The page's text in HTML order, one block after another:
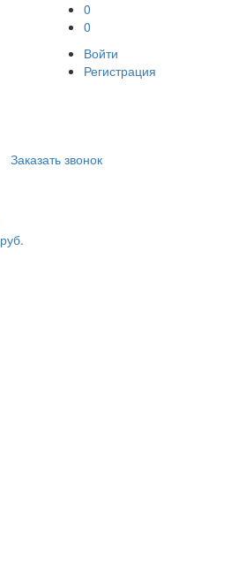
0
0
Войти
Регистрация
Заказать звонок
руб.